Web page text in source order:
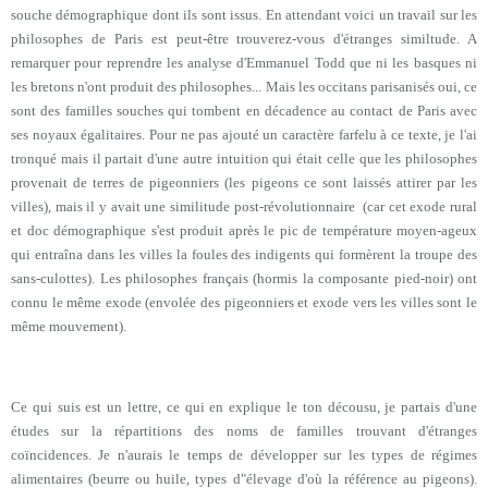
souche démographique dont ils sont issus. En attendant voici un travail sur les
philosophes de Paris est peut-être trouverez-vous d'étranges similtude. A
remarquer pour reprendre les analyse d'Emmanuel Todd que ni les basques ni
les bretons n'ont produit des philosophes... Mais les occitans parisanisés oui, ce
sont des familles souches qui tombent en décadence au contact de Paris avec
ses noyaux égalitaires. Pour ne pas ajouté un caractère farfelu à ce texte, je l'ai
tronqué mais il partait d'une autre intuition qui était celle que les philosophes
provenait de terres de pigeonniers (les pigeons ce sont laissés attirer par les
villes), mais il y avait une similitude post-révolutionnaire (car cet exode rural
et doc démographique s'est produit après le pic de température moyen-ageux
qui entraîna dans les villes la foules des indigents qui formèrent la troupe des
sans-culottes). Les philosophes français (hormis la composante pied-noir) ont
connu le même exode (envolée des pigeonniers et exode vers les villes sont le
même mouvement).
Ce qui suis est un lettre, ce qui en explique le ton décousu, je partais d'une
études sur la répartitions des noms de familles trouvant d'étranges
coïncidences. Je n'aurais le temps de développer sur les types de régimes
alimentaires (beurre ou huile, types d"élevage d'où la référence au pigeons).